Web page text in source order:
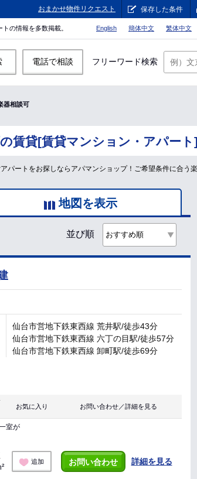
おまかせ物件リクエスト 保存した条件
の情報を多数掲載。 English 簡体中文 繁体中文
電話で相談 フリーワード検索
器相談可
賃貸[賃貸マンション・アパー
パートをお探しならアパマンショップ！ご希望条件に合う
地図を表示
並び順
仙台市営地下鉄東西線 荒井駅/徒歩43分
仙台市営地下鉄東西線 六丁の目駅/徒歩57分
仙台市営地下鉄東西線 卸町駅/徒歩69分
お気に入り お問い合わせ／詳細を見る
室が
追加 お問い合わせ 詳細を見る